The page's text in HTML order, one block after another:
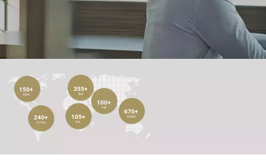
150+
北美洲
240+
拉丁美洲
355+
歐洲
105+
非洲
100+
中東
670+
亞太地區